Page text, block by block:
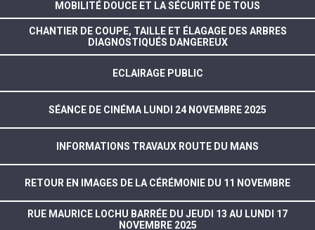
MOBILITÉ DOUCE ET LA SÉCURITÉ DE TOUS
CHANTIER DE COUPE, TAILLE ET ÉLAGAGE DES ARBRES
DIAGNOSTIQUÉS DANGEREUX
ECLAIRAGE PUBLIC
SÉANCE DE CINÉMA LUNDI 24 NOVEMBRE 2025
INFORMATIONS TRAVAUX ROUTE DU MANS
RETOUR EN IMAGES DE LA CÉRÉMONIE DU 11 NOVEMBRE
RUE MAURICE LOCHU BARRÉE DU JEUDI 13 AU LUNDI 17
NOVEMBRE 2025